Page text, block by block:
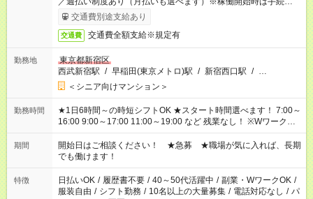
了次第のお支払いとなります。
交通費別途支給あり
交通費 交通費全額支給※規定有
勤務地
東京都新宿区
西武新宿駅 / 早稲田(東京メトロ)駅 / 新宿西口駅 / …
＜シニア向けマンション＞
勤務時間
★1日6時間～の時短シフトOK ★スタート時間選べます！ 7:00～
16:00 9:00～17:00 11:00～19:00 など 残業なし！ ※Wワークの
場合、他のお仕事と合わせ週40時間超の就業はご案内できませ
ん ※法令に基づき、週20時間以上勤務は社会保険への加入対象
となります ※労働者派遣法（日雇い派遣の原則禁止）により、
短時間・短期間の就業はご案内が難しい場合があります
期間
開始日はご相談ください！ ★急募 ★職場が気に入れば、長期
でも働けます！
特徴 日払いOK / 履歴書不要 / 40～50代活躍中 / 副業・WワークOK /
服装自由 / シフト勤務 / 10名以上の大量募集 / 電話対応なし / パ